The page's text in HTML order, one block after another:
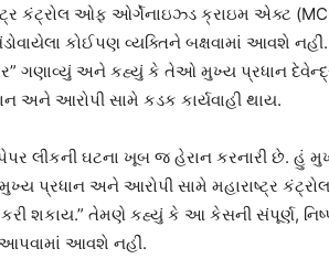
કંટ્રોલ ઓફ ઓર્ગેનાઇઝ્ડ ક્રાઇમ એક્ટ
કોઈપણ વ્યક્તિને બક્ષવામાં આવશે
ગણાવ્યું અને કહ્યું કે તેઓ મુખ્ય પ્રધાન
અને આરોપી સામે કડક કાર્યવાહી થાય.
પેપર લીકની ઘટના ખૂબ જ હેરાન કરનારી છે. હું
મુખ્ય પ્રધાન અને આરોપી સામે મહારાષ્ટ્ર
કરી શકાય.” તેમણે કહ્યું કે આ કેસની સંપૂર્ણ,
આવશે નહીં.